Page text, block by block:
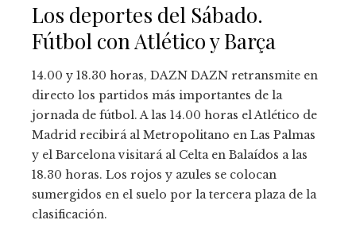
Los deportes del Sábado.
Fútbol con Atlético y Barça
14.00 y 18.30 horas, DAZN DAZN retransmite en
directo los partidos más importantes de la
jornada de fútbol. A las 14.00 horas el Atlético de
Madrid recibirá al Metropolitano en Las Palmas
y el Barcelona visitará al Celta en Balaídos a las
18.30 horas. Los rojos y azules se colocan
sumergidos en el suelo por la tercera plaza de la
clasificación.